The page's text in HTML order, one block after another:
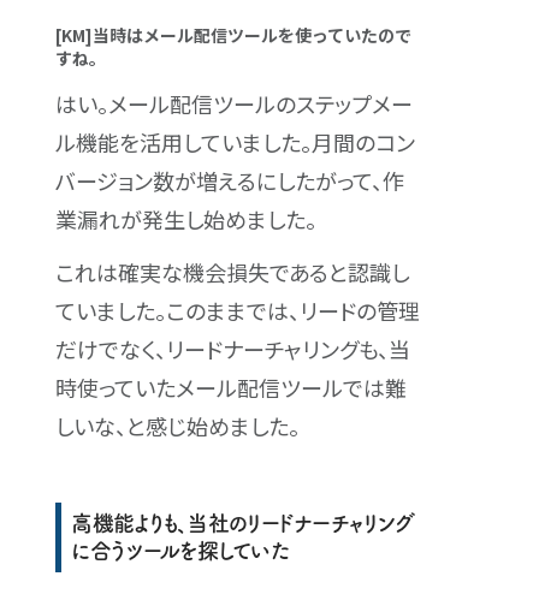
[KM]当時はメール配信ツールを使っていたので
すね。
はい。メール配信ツールのステップメー
ル機能を活用していました。月間のコン
バージョン数が増えるにしたがって、作
業漏れが発生し始めました。
これは確実な機会損失であると認識し
ていました。このままでは、リードの管理
だけでなく、リードナーチャリングも、当
時使っていたメール配信ツールでは難
しいな、と感じ始めました。
高機能よりも、当社のリードナーチャリング
に合うツールを探していた